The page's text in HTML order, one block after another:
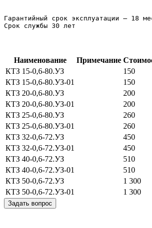
Гарантийный срок эксплуатации – 18
Срок службы 30 лет
Наименование Примечание
КТЗ 15-0,6-80.УЗ
150
КТЗ 15-0,6-80.УЗ-01
150
КТЗ 20-0,6-80.УЗ
200
КТЗ 20-0,6-80.УЗ-01
200
КТЗ 25-0,6-80.УЗ
260
КТЗ 25-0,6-80.УЗ-01
260
КТЗ 32-0,6-72.УЗ
450
КТЗ 32-0,6-72.УЗ-01
450
КТЗ 40-0,6-72.УЗ
510
КТЗ 40-0,6-72.УЗ-01
510
КТЗ 50-0,6-72.УЗ
1 300
КТЗ 50-0,6-72.УЗ-01
1 300
Задать вопрос